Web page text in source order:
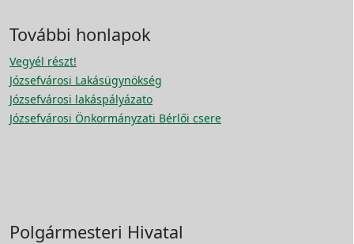
További honlapok
Vegyél részt!
Józsefvárosi Lakásügynökség
Józsefvárosi lakáspályázato
Józsefvárosi Önkormányzati Bérlői csere
Polgármesteri Hivatal